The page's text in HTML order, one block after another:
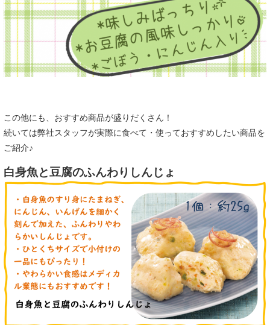
この他にも、おすすめ商品が盛りだくさん！
続いては弊社スタッフが実際に食べて・使っておすすめしたい商品を
ご紹介♪
白身魚と豆腐のふんわりしんじょ